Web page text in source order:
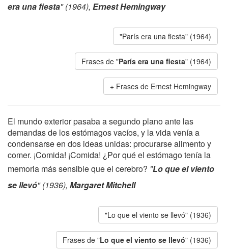
era una fiesta" (1964), Ernest Hemingway
"París era una fiesta" (1964)
Frases de "París era una fiesta" (1964)
Frases de Ernest Hemingway
El mundo exterior pasaba a segundo plano ante las
demandas de los estómagos vacíos, y la vida venía a
condensarse en dos ideas unidas: procurarse alimento y
comer. ¡Comida! ¡Comida! ¿Por qué el estómago tenía la
memoria más sensible que el cerebro? "Lo que el viento
se llevó" (1936), Margaret Mitchell
"Lo que el viento se llevó" (1936)
Frases de "Lo que el viento se llevó" (1936)